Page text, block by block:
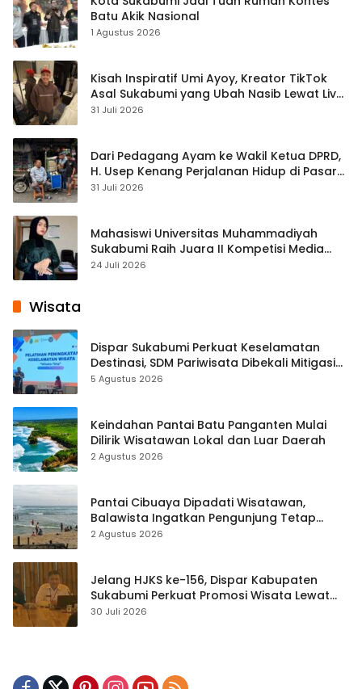
Batu Akik Nasional
1 Agustus 2026
Kisah Inspiratif Umi Ayoy, Kreator TikTok
Asal Sukabumi yang Ubah Nasib Lewat Live
Streaming
31 Juli 2026
Dari Pedagang Ayam ke Wakil Ketua DPRD,
H. Usep Kenang Perjalanan Hidup di Pasar
Cisaat
31 Juli 2026
Mahasiswi Universitas Muhammadiyah
Sukabumi Raih Juara II Kompetisi Media
Pembelajaran Digital Tingkat Internasional
24 Juli 2026
Wisata
Dispar Sukabumi Perkuat Keselamatan
Destinasi, SDM Pariwisata Dibekali Mitigasi
hingga Teknik Evakuasi
5 Agustus 2026
Keindahan Pantai Batu Panganten Mulai
Dilirik Wisatawan Lokal dan Luar Daerah
2 Agustus 2026
Pantai Cibuaya Dipadati Wisatawan,
Balawista Ingatkan Pengunjung Tetap
Waspada
2 Agustus 2026
Jelang HJKS ke-156, Dispar Kabupaten
Sukabumi Perkuat Promosi Wisata Lewat
Publikasi Digital
30 Juli 2026